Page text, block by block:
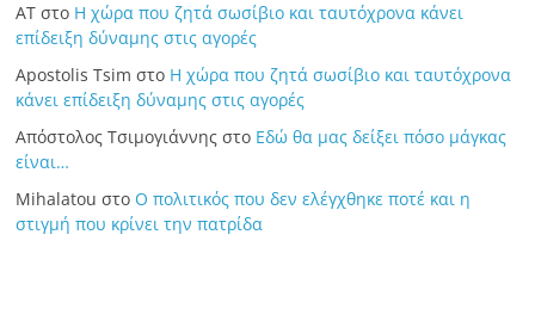
ΑΤ στο Η χώρα που ζητά σωσίβιο και ταυτόχρονα κάνει
επίδειξη δύναμης στις αγορές
Apostolis Tsim στο Η χώρα που ζητά σωσίβιο και ταυτόχρονα
κάνει επίδειξη δύναμης στις αγορές
Απόστολος Τσιμογιάννης στο Εδώ θα μας δείξει πόσο μάγκας
είναι…
Mihalatou στο Ο πολιτικός που δεν ελέγχθηκε ποτέ και η
στιγμή που κρίνει την πατρίδα